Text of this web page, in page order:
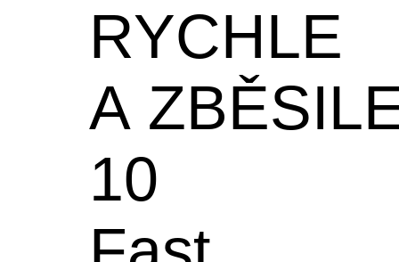
RYCHLE
A
10